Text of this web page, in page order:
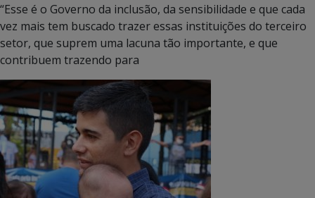
“Esse é o Governo da inclusão, da sensibilidade e que cada
vez mais tem buscado trazer essas instituições do terceiro
setor, que suprem uma lacuna tão importante, e que
contribuem trazendo para